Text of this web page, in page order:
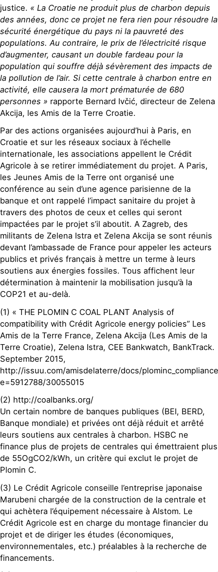
justice. « La Croatie ne produit plus de charbon depuis
des années, donc ce projet ne fera rien pour résoudre la
sécurité énergétique du pays ni la pauvreté des
populations. Au contraire, le prix de l’électricité risque
d’augmenter, causant un double fardeau pour la
population qui souffre déjà sévèrement des impacts de
la pollution de l’air. Si cette centrale à charbon entre en
activité, elle causera la mort prématurée de 680
personnes » rapporte Bernard Ivčić, directeur de Zelena
Akcija, les Amis de la Terre Croatie.
Par des actions organisées aujourd’hui à Paris, en
Croatie et sur les réseaux sociaux à l’échelle
internationale, les associations appellent le Crédit
Agricole à se retirer immédiatement du projet. A Paris,
les Jeunes Amis de la Terre ont organisé une
conférence au sein d’une agence parisienne de la
banque et ont rappelé l’impact sanitaire du projet à
travers des photos de ceux et celles qui seront
impactées par le projet s’il aboutit. A Zagreb, des
militants de Zelena Istra et Zelena Akcija se sont réunis
devant l’ambassade de France pour appeler les acteurs
publics et privés français à mettre un terme à leurs
soutiens aux énergies fossiles. Tous affichent leur
détermination à maintenir la mobilisation jusqu’à la
COP21 et au-delà.
(1) « THE PLOMIN C COAL PLANT Analysis of
compatibility with Crédit Agricole energy policies” Les
Amis de la Terre France, Zelena Akcija (Les Amis de la
Terre Croatie), Zelena Istra, CEE Bankwatch, BankTrack.
September 2015,
http://issuu.com/amisdelaterre/docs/
e=5912788/30055015
(2) http://coalbanks.org/
Un certain nombre de banques publiques (BEI, BERD,
Banque mondiale) et privées ont déjà réduit et arrêté
leurs soutiens aux centrales à charbon. HSBC ne
finance plus de projets de centrales qui émettraient plus
de 55OgCO2/kWh, un critère qui exclut le projet de
Plomin C.
(3) Le Crédit Agricole conseille l’entreprise japonaise
Marubeni chargée de la construction de la centrale et
qui achètera l’équipement nécessaire à Alstom. Le
Crédit Agricole est en charge du montage financier du
projet et de diriger les études (économiques,
environnementales, etc.) préalables à la recherche de
financements.